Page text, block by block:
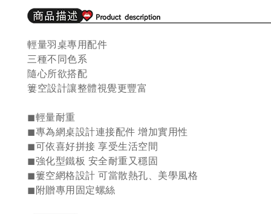
輕量羽桌專用配件
三種不同色系
隨心所欲搭配
簍空設計讓整體視覺更豐富
◼輕量耐重
◼專為網桌設計連接配件 增加實用性
◼可依喜好拼接 享受生活空間
◼強化型鐵板 安全耐重又穩固
◼簍空網格設計 可當散熱孔、美學風格
◼附贈專用固定螺絲